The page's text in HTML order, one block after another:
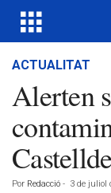
ACTUALITAT
Alerten
Por Redacció - 3 de juliol